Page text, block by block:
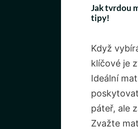
Jak tvrdou
tipy!
Když
klíčové je
Ideální
páteř, ale
Zvažte